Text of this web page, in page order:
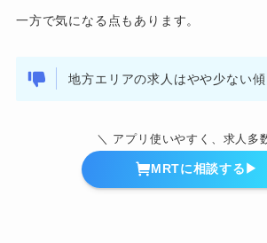
一方で気になる点もあります。
地方エリアの求人はやや少ない
＼ アプリ使いやすく、求人多
MRTに相談する▶︎